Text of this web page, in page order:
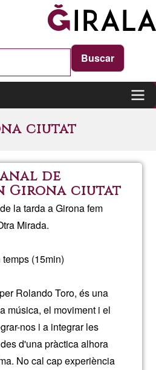
ciutat
de
Girona ciutat
la tarda a Girona fem
Mirada.
(15min)
Rolando Toro, és una
música, el moviment i el
nos i a integrar les
d'una pràctica alhora
No cal cap experiència